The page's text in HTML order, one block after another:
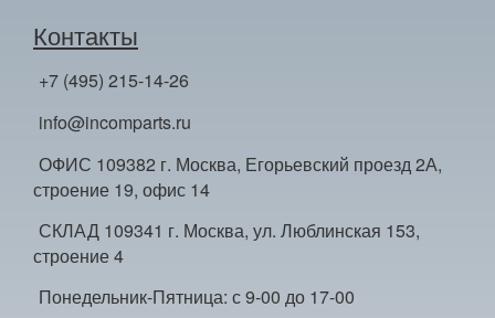
Контакты
+7 (495) 215-14-26
info@incomparts.ru
ОФИС 109382 г. Москва, Егорьевский проезд 2А,
строение 19, офис 14
СКЛАД 109341 г. Москва, ул. Люблинская 153,
строение 4
Понедельник-Пятница: с 9-00 до 17-00